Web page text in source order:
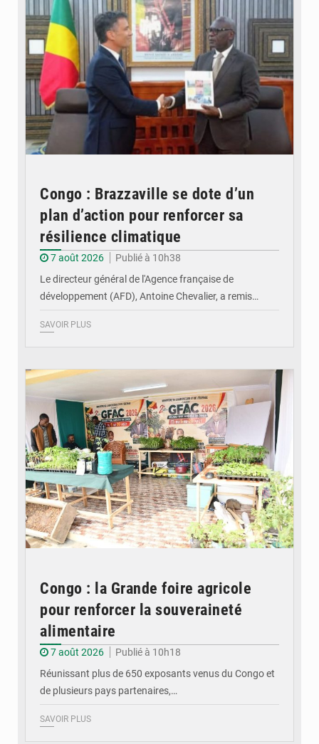
Congo : Brazzaville se dote d’un
plan d’action pour renforcer sa
résilience climatique
7 août 2026
Publié à 10h38
Le directeur général de l'Agence française de
développement (AFD), Antoine Chevalier, a remis…
SAVOIR PLUS
Congo : la Grande foire agricole
pour renforcer la souveraineté
alimentaire
7 août 2026
Publié à 10h18
Réunissant plus de 650 exposants venus du Congo et
de plusieurs pays partenaires,…
SAVOIR PLUS